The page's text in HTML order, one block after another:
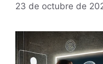
23 de octubre de